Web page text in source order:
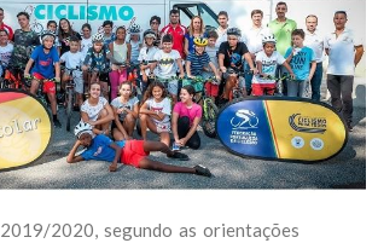
2020, segundo as orientações